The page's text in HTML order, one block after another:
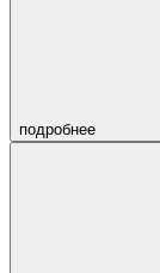
подробнее